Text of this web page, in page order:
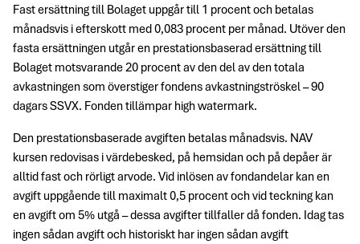
Fast ersättning till Bolaget uppgår till 1 procent och betalas
månadsvis i efterskott med 0,083 procent per månad. Utöver den
fasta ersättningen utgår en prestationsbaserad ersättning till
Bolaget motsvarande 20 procent av den del av den totala
avkastningen som överstiger fondens avkastningströskel – 90
dagars SSVX. Fonden tillämpar high watermark.
Den prestationsbaserade avgiften betalas månadsvis. NAV
kursen redovisas i värdebesked, på hemsidan och på depåer är
alltid fast och rörligt arvode. Vid inlösen av fondandelar kan en
avgift uppgående till maximalt 0,5 procent och vid teckning kan
en avgift om 5% utgå – dessa avgifter tillfaller då fonden. Idag tas
ingen sådan avgift och historiskt har ingen sådan avgift